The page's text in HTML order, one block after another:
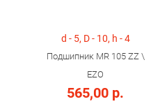
d - 5, D - 10, h - 4
Подшипник MR 105 ZZ \
EZO
565,00 р.